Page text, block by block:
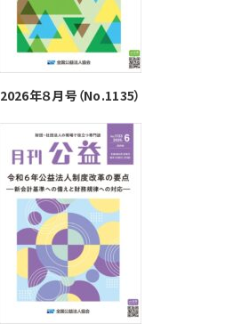
2026年８月号（No.1135）